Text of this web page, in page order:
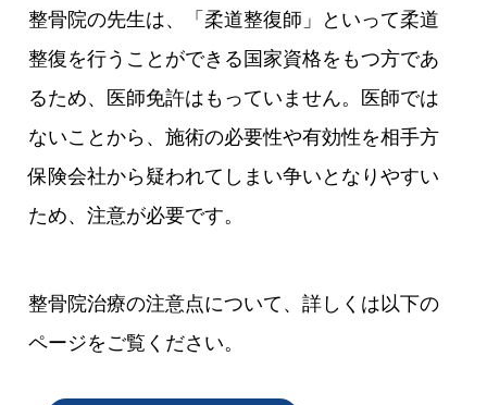
整骨院の先生は、「柔道整復師」といって柔道
整復を行うことができる国家資格をもつ方であ
るため、医師免許はもっていません。医師では
ないことから、施術の必要性や有効性を相手方
保険会社から疑われてしまい争いとなりやすい
ため、注意が必要です。
整骨院治療の注意点について、詳しくは以下の
ページをご覧ください。